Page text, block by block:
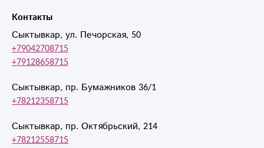
Контакты
Сыктывкар, ул. Печорская, 50
+79042708715
+79128658715
Сыктывкар, пр. Бумажников 36/1
+78212358715
Сыктывкар, пр. Октябрьский, 214
+78212558715